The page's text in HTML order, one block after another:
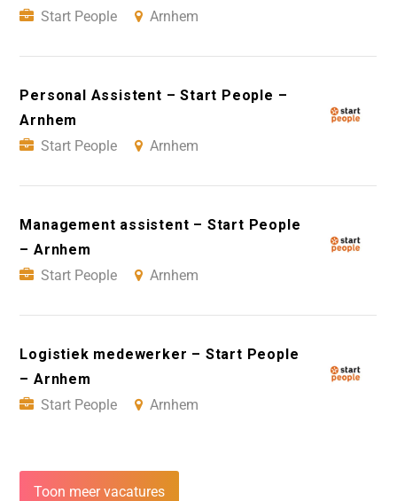
Start People
Arnhem
Personal Assistent – Start People –
Arnhem
Start People
Arnhem
Management assistent – Start People
– Arnhem
Start People
Arnhem
Logistiek medewerker – Start People
– Arnhem
Start People
Arnhem
Toon meer vacatures